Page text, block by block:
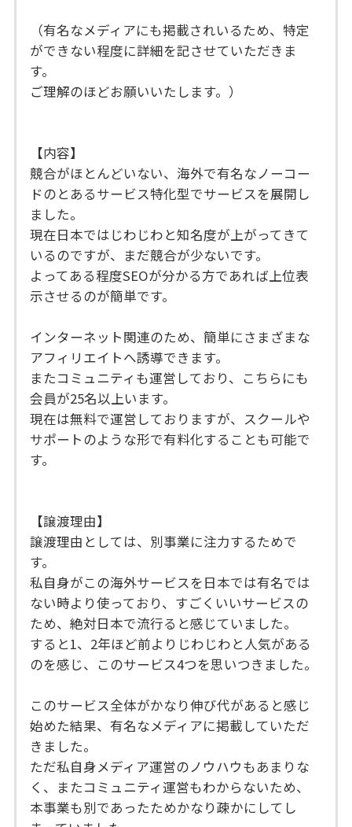
（有名なメディアにも掲載されいるため、特定
ができない程度に詳細を記させていただきま
す。
ご理解のほどお願いいたします。）
【内容】
競合がほとんどいない、海外で有名なノーコー
ドのとあるサービス特化型でサービスを展開し
ました。
現在日本ではじわじわと知名度が上がってきて
いるのですが、まだ競合が少ないです。
よってある程度SEOが分かる方であれば上位表
示させるのが簡単です。
インターネット関連のため、簡単にさまざまな
アフィリエイトへ誘導できます。
またコミュニティも運営しており、こちらにも
会員が25名以上います。
現在は無料で運営しておりますが、スクールや
サポートのような形で有料化することも可能で
す。
【譲渡理由】
譲渡理由としては、別事業に注力するためで
す。
私自身がこの海外サービスを日本では有名では
ない時より使っており、すごくいいサービスの
ため、絶対日本で流行ると感じていました。
すると1、2年ほど前よりじわじわと人気がある
のを感じ、このサービス4つを思いつきました。
このサービス全体がかなり伸び代があると感じ
始めた結果、有名なメディアに掲載していただ
きました。
ただ私自身メディア運営のノウハウもあまりな
く、またコミュニティ運営もわからないため、
本事業も別であったためかなり疎かにしてし